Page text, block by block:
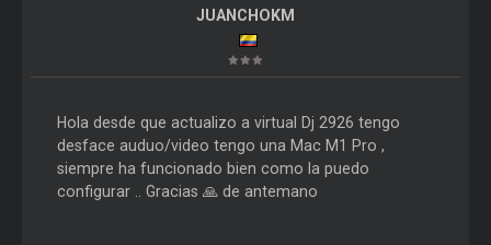
JUANCHOKM
Hola desde que actualizo a virtual Dj 2926 tengo
desface auduo/video tengo una Mac M1 Pro ,
siempre ha funcionado bien como la puedo
configurar .. Gracias 🙏 de antemano